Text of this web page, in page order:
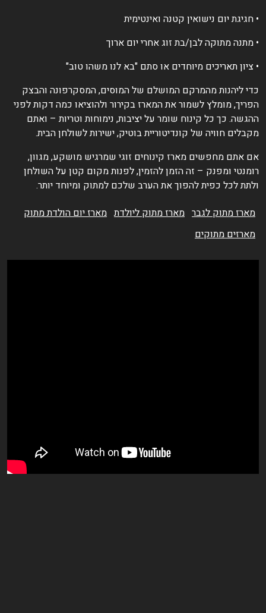
• חגיגת יום נישואין קטנה ואינטימית
• מתנה מתוקה לבן/בת זוג אחרי יום ארוך
• ציון תאריכים מיוחדים או סתם "בא לנו משהו טוב"
כדי ליהנות מהמרקם המושלם של המוסים, המסקרפונה והבצק
הפריך, מומלץ לשמור את המארז בקירור ולהוציאו כמה דקות לפני
ההגשה. כך כל קינוח שומר על יציבות, נימוחות וטריות – ואתם
מקבלים חוויה של קונדיטוריית בוטיק, ישירות לשולחן הבית.
אם אתם מחפשים מארז קינוחים זוגי שמרגיש מושקע, מגוון,
רומנטי ומפנק – זה הזמן להזמין, לפנות מקום קטן על השולחן
ולתת לכל כפית להפוך את הערב שלכם למתוק ומיוחד יותר.
מארז מתוק לגבר מארז מתוק ליולדת מארז יום הולדת מתוק
מארזים מתוקים